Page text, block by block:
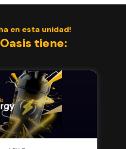
en esta unidad!
tiene: